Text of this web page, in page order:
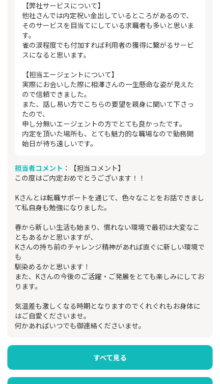
【弊社サービスについて】
他社さんでは内定祝い金出しているところがあるので、
そのサービスを目当てにしている求職者も多いと思いま
す。
雀の涙程度でも付加すれば利用者の獲得に繋がるサービ
スになると思います。
【担当エージェントについて】
実際にお会いした際に相澤さんの一生懸命な姿が見えた
ので信頼できました。
また、話し易い方でこちらの要望を親身に聞いて下さっ
たので、
申し分無いエージェントの方でとても良かったです。
内定を頂いた場所も、とても魅力的な職場なので勤務開
始日が待ち遠しいです。
担当者コメント ：【担当コメント】
この度はご内定おめでとうございます！！
Kさんとは転職サポートを通じて、色々なことをお話できまし
て私自身も勉強になりました。
春から新しい生活も始まり、慣れない環境で最初は大変なこ
ともあるかと思いますが、
Kさんの持ち前のチャレンジ精神があれば直ぐに新しい環境で
も
馴染めるかと思います！
また、Kさんの今後のご活躍・ご発展をとても楽しみにしてお
ります。
気温差も激しくなる時期となりますのでくれぐれもお身体に
はご自愛くださいませ。
何かあればいつでも御連絡くださいませ。
すべて見る